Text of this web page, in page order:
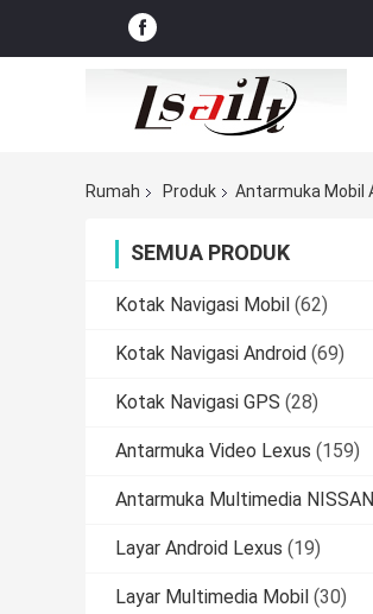
Rumah Produk Antarmuka Mobil
SEMUA PRODUK
Kotak Navigasi Mobil (62)
Kotak Navigasi Android (69)
Kotak Navigasi GPS (28)
Antarmuka Video Lexus (159)
Antarmuka Multimedia NISSAN
Layar Android Lexus (19)
Layar Multimedia Mobil (30)